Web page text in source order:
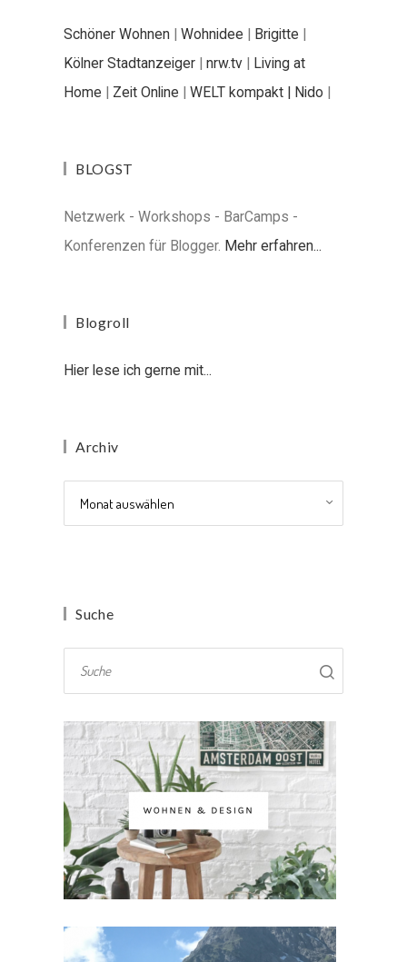
Schöner Wohnen | Wohnidee | Brigitte |
Kölner Stadtanzeiger | nrw.tv | Living at
Home | Zeit Online | WELT kompakt | Nido |
BLOGST
Netzwerk - Workshops - BarCamps -
Konferenzen für Blogger. Mehr erfahren...
Blogroll
Hier lese ich gerne mit...
Archiv
Suche